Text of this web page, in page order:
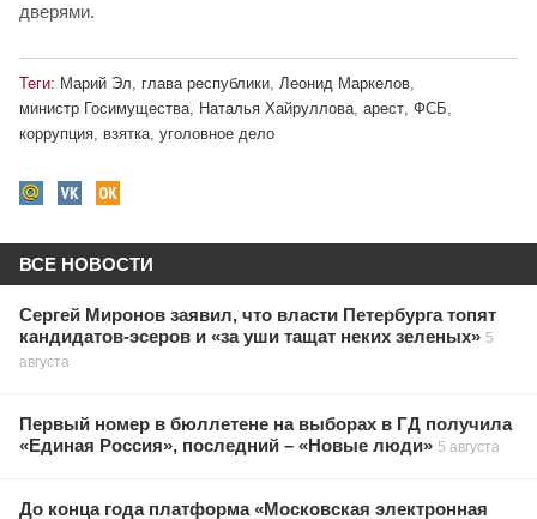
дверями.
Теги: Марий Эл глава республики Леонид Маркелов
министр Госимущества
Наталья Хайруллова арест ФСБ
коррупция, взятка, уголовное дело
ВСЕ НОВОСТИ
Сергей Миронов заявил, что власти Петербурга топят
кандидатов-эсеров и «за уши тащат неких зеленых» 5
августа
Первый номер в бюллетене на выборах в ГД получила
«Единая Россия», последний – «Новые люди» 5 августа
До конца года платформа «Московская электронная